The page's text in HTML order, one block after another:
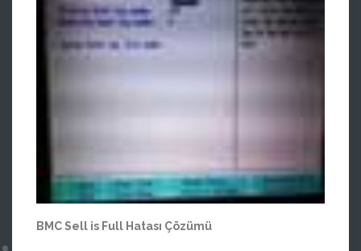
BMC Sell is Full Hatası Çözümü